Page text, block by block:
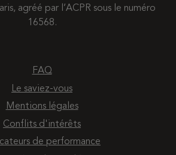
agréé par l’ACPR sous le numéro
16568.
FAQ
Le saviez-vous
Mentions légales
Conflits d'intérêts
de performance